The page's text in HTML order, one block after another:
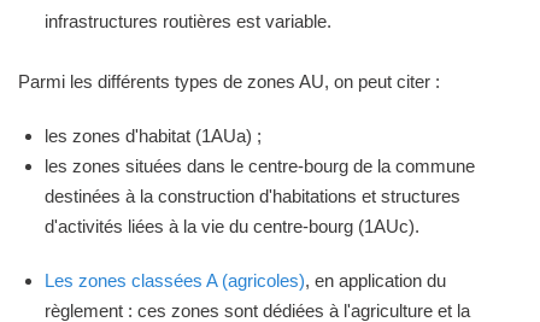
infrastructures routières est variable.
Parmi les différents types de zones AU, on peut citer :
les zones d'habitat (1AUa) ;
les zones situées dans le centre-bourg de la commune
destinées à la construction d'habitations et structures
d'activités liées à la vie du centre-bourg (1AUc).
Les zones classées A (agricoles), en application du
règlement : ces zones sont dédiées à l'agriculture et la